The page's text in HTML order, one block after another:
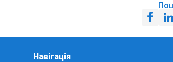
Навігація